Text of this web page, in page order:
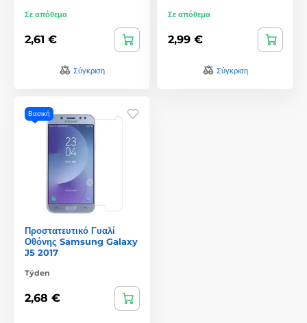
Σε απόθεμα
2,61 €
Σύγκριση
Σε απόθεμα
2,99 €
Σύγκριση
Βασική
Προστατευτικό Γυαλί
Οθόνης Samsung Galaxy
J5 2017
Týden
2,68 €